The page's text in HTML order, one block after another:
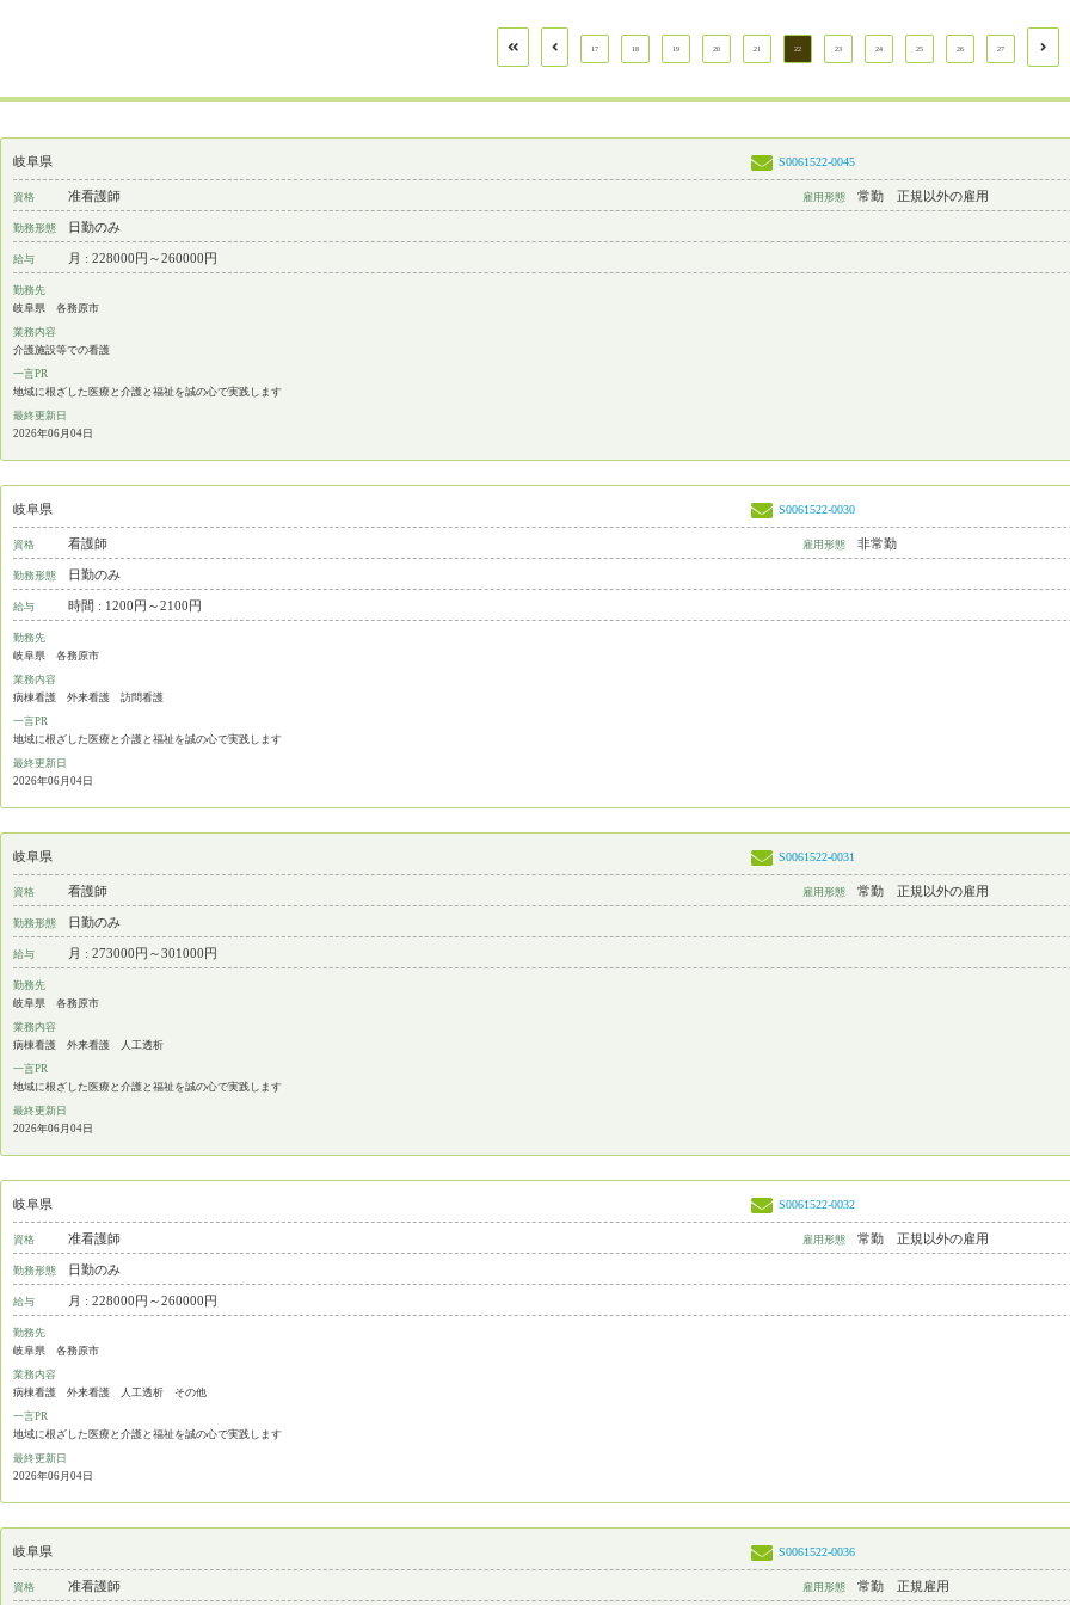
17 18 19 20 21 22 23 24 25 26 27
岐阜県 S0061522-0045
資格 准看護師 雇用形態 常勤 正規以外の雇用
勤務形態 日勤のみ
給与 月 : 228000円～260000円
勤務先
岐阜県 各務原市
業務内容
介護施設等での看護
一言PR
地域に根ざした医療と介護と福祉を誠の心で実践します
最終更新日
2026年06月04日
岐阜県 S0061522-0030
資格 看護師 雇用形態 非常勤
勤務形態 日勤のみ
給与 時間 : 1200円～2100円
勤務先
岐阜県 各務原市
業務内容
病棟看護 外来看護 訪問看護
一言PR
地域に根ざした医療と介護と福祉を誠の心で実践します
最終更新日
2026年06月04日
岐阜県 S0061522-0031
資格 看護師 雇用形態 常勤 正規以外の雇用
勤務形態 日勤のみ
給与 月 : 273000円～301000円
勤務先
岐阜県 各務原市
業務内容
病棟看護 外来看護 人工透析
一言PR
地域に根ざした医療と介護と福祉を誠の心で実践します
最終更新日
2026年06月04日
岐阜県 S0061522-0032
資格 准看護師 雇用形態 常勤 正規以外の雇用
勤務形態 日勤のみ
給与 月 : 228000円～260000円
勤務先
岐阜県 各務原市
業務内容
病棟看護 外来看護 人工透析 その他
一言PR
地域に根ざした医療と介護と福祉を誠の心で実践します
最終更新日
2026年06月04日
岐阜県 S0061522-0036
資格 准看護師 雇用形態 常勤 正規雇用